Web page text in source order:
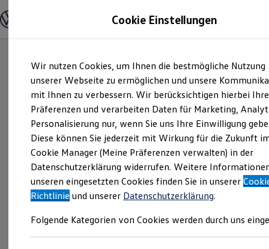
Hauptinhalt
springen
Footer
springen
Modelle und Konfigurator
Modelle vergleichen
Elektroautos
ENERGY Sondermodelle
Nutzfahrzeuge
SUV und CUV
Familienautos
Kombis
Kompaktwagen
Sportwagen
Schnell verfügbare Fahrzeuge
Angebote und Produkte
Aktuelle Angebote
E-Auto-Förderung
Volkswagen Marktplatz
Junge Gebrauchtwagen und Gebrauchtwagen
Cookie Einstellungen
Wir nutzen Cookies, um Ihnen die bestmögliche Nutzung
unserer Webseite zu ermöglichen und unsere
mit Ihnen zu verbessern. Wir berücksichtigen hierbei Ihre
Präferenzen und verarbeiten Daten für Marketing,
Personalisierung nur, wenn Sie uns Ihre Einwilligung
Diese können Sie jederzeit mit Wirkung für die Zukunft
Cookie Manager (Meine Präferenzen verwalten) in der
Datenschutzerklärung widerrufen. Weitere
unseren eingesetzten Cookies finden Sie in unserer
Richtlinie und unserer Datenschutzerklärung.
Folgende Kategorien von Cookies werden durch uns